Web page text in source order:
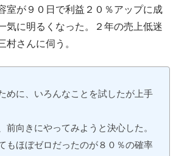
室が９０日で利益２０％アップに成
気に明るくなった。２年の売上低迷
さんに伺う。
めに、いろんなことを試したが上手
前向きにやってみようと決心した。
もほぼゼロだったのが８０％の確率